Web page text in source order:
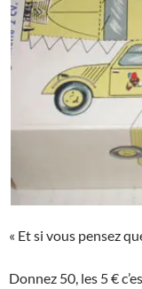
« Et si vous pensez
Donnez 50, les 5 €